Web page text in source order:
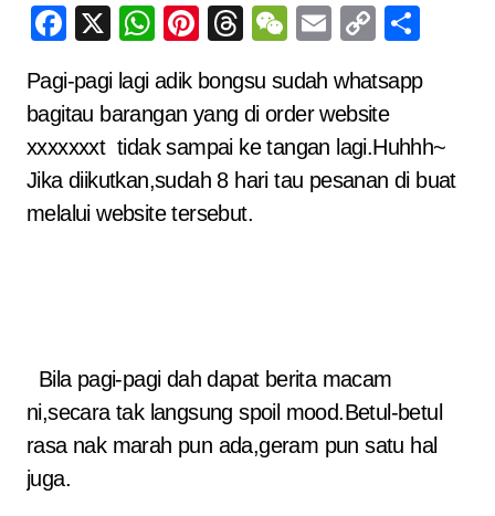
Facebook
X WhatsApp
Pinterest
Threads
WeChat
EmailCopy
Pagi-pagi lagi adik bongsu sudah whatsapp
bagitau barangan yang di order website
xxxxxxxt tidak sampai ke tangan lagi.Huhhh~
Jika diikutkan,sudah 8 hari tau pesanan di buat
melalui website tersebut.
Bila pagi-pagi dah dapat berita macam
ni,secara tak langsung spoil mood.Betul-betul
rasa nak marah pun ada,geram pun satu hal
juga.